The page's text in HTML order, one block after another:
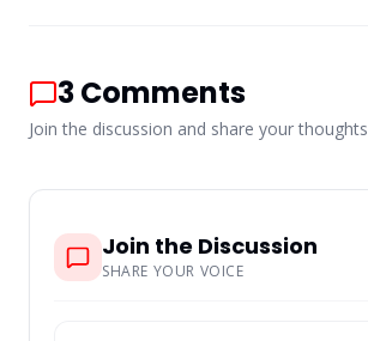
3Comments
Join the discussion and share your thoughts
Join the Discussion
SHARE YOUR VOICE